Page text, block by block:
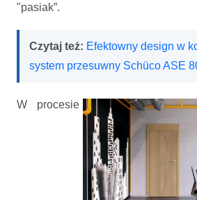
"pasiak”.
Czytaj też: Efektowny design w
system przesuwny Schüco ASE
W procesie